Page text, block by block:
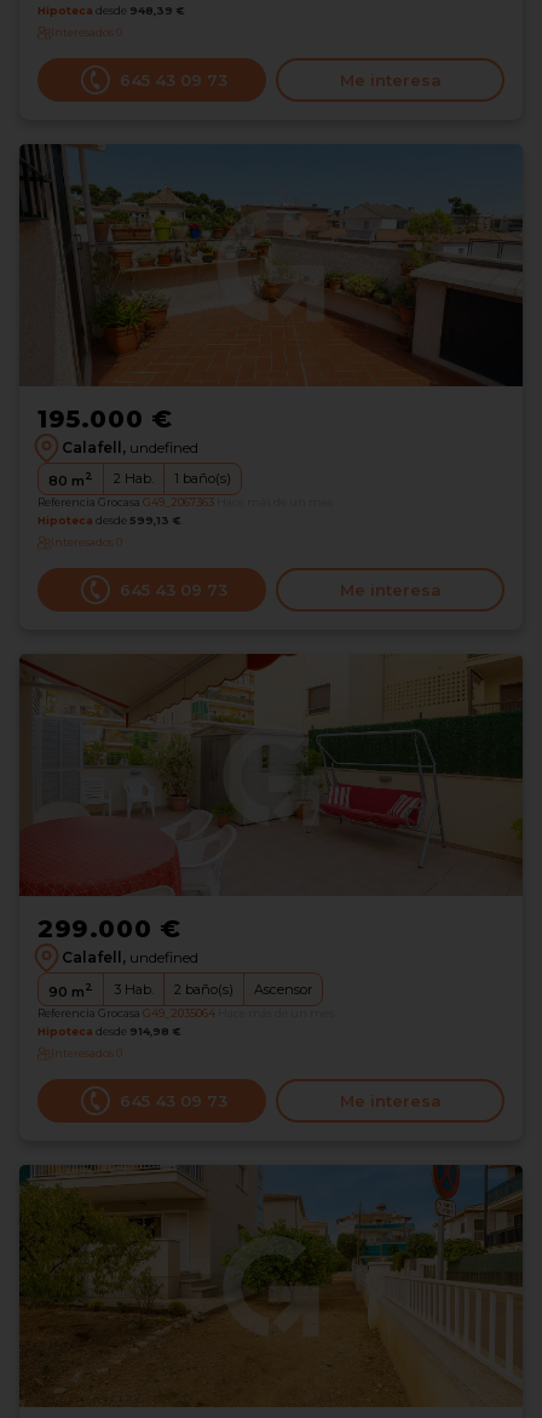
Hipoteca desde 948,39 €
Interesados0
645 43 09 73 Me interesa
195.000 €
Calafell, undefined
80 m2 2 Hab. 1 baño(s)
Referencia Grocasa G49_2067363
Hipoteca desde 599,13 €
Interesados0
645 43 09 73 Me interesa
299.000 €
Calafell, undefined
90 m2 3 Hab. 2 baño(s) Ascensor
Referencia Grocasa G49_2035064
Hipoteca desde 914,98 €
Interesados0
645 43 09 73 Me interesa